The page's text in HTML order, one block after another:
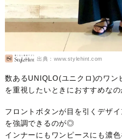
出典：www.stylehint.com
数あるUNIQLO(ユニクロ)のワン
を重視したいときにおすすめな
フロントボタンが目を引くデザ
を強調できるのが◎
インナーにもワンピースにも濃